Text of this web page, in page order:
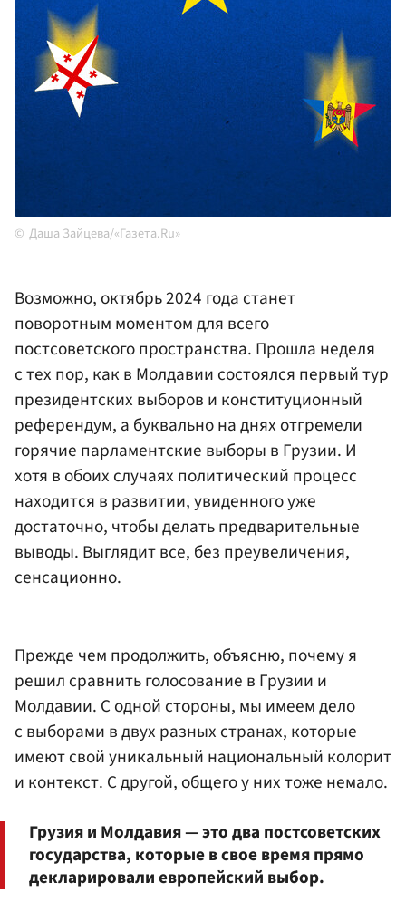
Даша Зайцева/«Газета.Ru»
Возможно, октябрь 2024 года станет
поворотным моментом для всего
постсоветского пространства. Прошла неделя
с тех пор, как в Молдавии состоялся первый тур
президентских выборов и конституционный
референдум, а буквально на днях отгремели
горячие парламентские выборы в Грузии. И
хотя в обоих случаях политический процесс
находится в развитии, увиденного уже
достаточно, чтобы делать предварительные
выводы. Выглядит все, без преувеличения,
сенсационно.
Прежде чем продолжить, объясню, почему я
решил сравнить голосование в Грузии и
Молдавии. С одной стороны, мы имеем дело
с выборами в двух разных странах, которые
имеют свой уникальный национальный колорит
и контекст. С другой, общего у них тоже немало.
Грузия и Молдавия — это два постсоветских
государства, которые в свое время прямо
декларировали европейский выбор.